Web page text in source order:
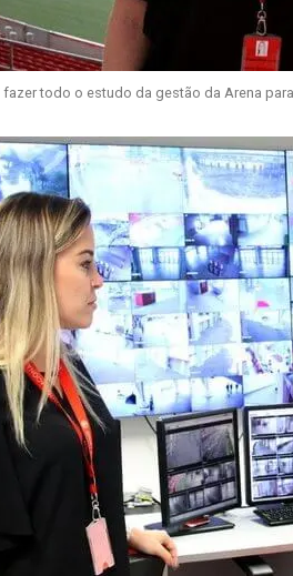
fazer todo o estudo da gestão da Arena